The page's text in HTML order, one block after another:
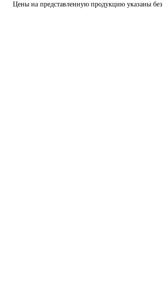
Цены на представленную продукцию указаны